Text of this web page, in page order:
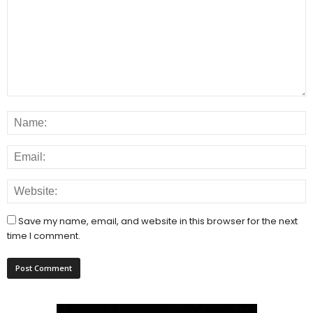
Save my name, email, and website in this browser for the next
time I comment.